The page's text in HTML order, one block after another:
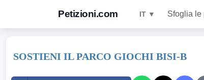
Petizioni.com IT ▼ Sfoglia le
SOSTIENI IL PARCO GIOCHI BISI-B